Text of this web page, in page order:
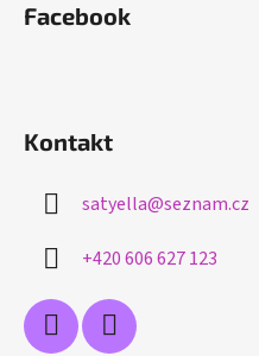
Facebook
Kontakt
satyella@seznam.cz
+420 606 627 123